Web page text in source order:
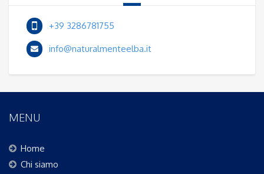
+39 3286781755
info@naturalmenteelba.it
MENU
Home
Chi siamo